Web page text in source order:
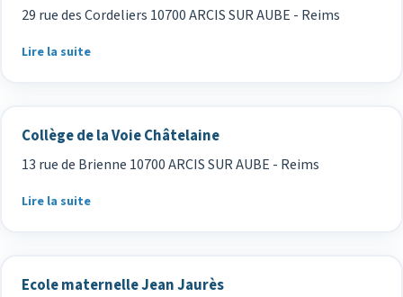
29 rue des Cordeliers 10700 ARCIS SUR AUBE - Reims
Lire la suite
Collège de la Voie Châtelaine
13 rue de Brienne 10700 ARCIS SUR AUBE - Reims
Lire la suite
Ecole maternelle Jean Jaurès